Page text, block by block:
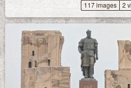
117 images 2